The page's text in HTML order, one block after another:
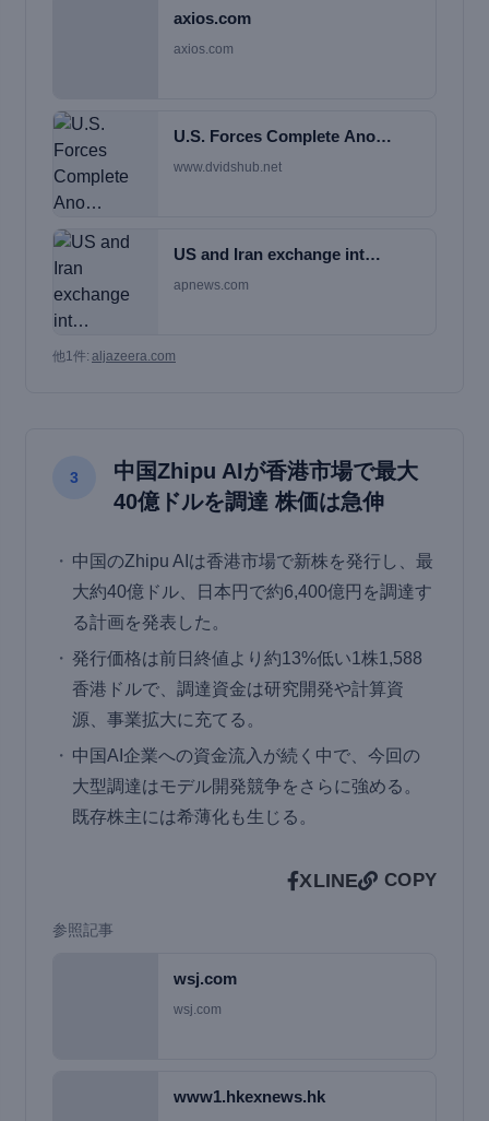
axios.com
axios.com
U.S. Forces Complete Ano…
www.dvidshub.net
US and Iran exchange int…
apnews.com
他1件: aljazeera.com
3
中国Zhipu AIが香港市場で最大
40億ドルを調達 株価は急伸
中国のZhipu AIは香港市場で新株を発行し、最
大約40億ドル、日本円で約6,400億円を調達す
る計画を発表した。
発行価格は前日終値より約13%低い1株1,588
香港ドルで、調達資金は研究開発や計算資
源、事業拡大に充てる。
中国AI企業への資金流入が続く中で、今回の
大型調達はモデル開発競争をさらに強める。
既存株主には希薄化も生じる。
XLINE COPY
参照記事
wsj.com
wsj.com
www1.hkexnews.hk